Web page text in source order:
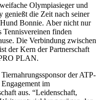
Olympiasieger und
die Zeit nach seiner
Bonnie. Aber nicht nur
Tennisvereinen finden
Die Verbindung zwischen
der Kern der Partnerschaft
PLAN.
der ATP-
im
aus. “Leidenschaft,